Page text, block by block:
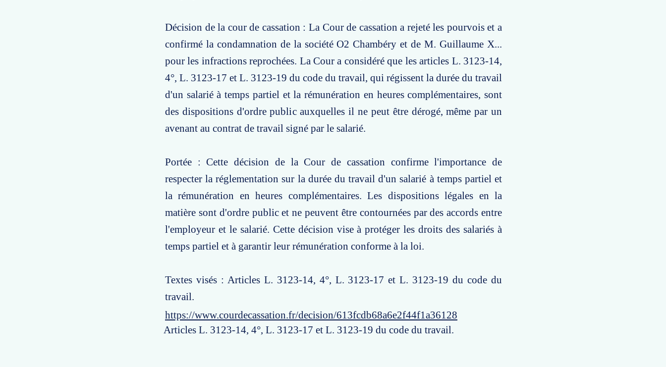
Décision de la cour de cassation : La Cour de cassation a rejeté les pourvois et a
confirmé la condamnation de la société O2 Chambéry et de M. Guillaume X...
pour les infractions reprochées. La Cour a considéré que les articles L. 3123-14,
4°, L. 3123-17 et L. 3123-19 du code du travail, qui régissent la durée du travail
d'un salarié à temps partiel et la rémunération en heures complémentaires, sont
des dispositions d'ordre public auxquelles il ne peut être dérogé, même par un
avenant au contrat de travail signé par le salarié.
Portée : Cette décision de la Cour de cassation confirme l'importance de
respecter la réglementation sur la durée du travail d'un salarié à temps partiel et
la rémunération en heures complémentaires. Les dispositions légales en la
matière sont d'ordre public et ne peuvent être contournées par des accords entre
l'employeur et le salarié. Cette décision vise à protéger les droits des salariés à
temps partiel et à garantir leur rémunération conforme à la loi.
Textes visés : Articles L. 3123-14, 4°, L. 3123-17 et L. 3123-19 du code du
travail.
https://www.courdecassation.fr/decision/613fcdb68a6e2f44f1a36128
Articles L. 3123-14, 4°, L. 3123-17 et L. 3123-19 du code du travail.